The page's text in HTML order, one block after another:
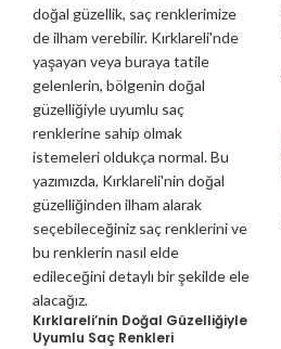
Kırklareli’nin Doğal Güzelliğiyle
Uyumlu Saç Renkleri